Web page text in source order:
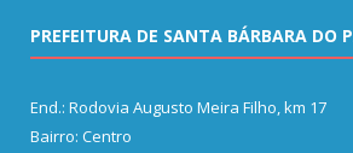
PREFEITURA DE SANTA BÁRBARA DO
End.: Rodovia Augusto Meira Filho, km 17
Bairro: Centro